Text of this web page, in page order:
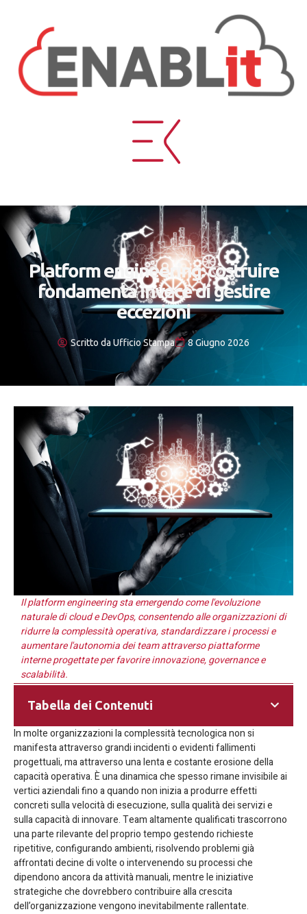
Platform engineering: costruire
fondamenta invece di gestire
eccezioni
Scritto da Ufficio Stampa 8 Giugno 2026
Il platform engineering sta emergendo come l'evoluzione
naturale di cloud e DevOps, consentendo alle organizzazioni di
ridurre la complessità operativa, standardizzare i processi e
aumentare l'autonomia dei team attraverso piattaforme
interne progettate per favorire innovazione, governance e
scalabilità.
Tabella dei Contenuti
In molte organizzazioni la complessità tecnologica non si
manifesta attraverso grandi incidenti o evidenti fallimenti
progettuali, ma attraverso una lenta e costante erosione della
capacità operativa. È una dinamica che spesso rimane invisibile ai
vertici aziendali fino a quando non inizia a produrre effetti
concreti sulla velocità di esecuzione, sulla qualità dei servizi e
sulla capacità di innovare. Team altamente qualificati trascorrono
una parte rilevante del proprio tempo gestendo richieste
ripetitive, configurando ambienti, risolvendo problemi già
affrontati decine di volte o intervenendo su processi che
dipendono ancora da attività manuali, mentre le iniziative
strategiche che dovrebbero contribuire alla crescita
dell’organizzazione vengono inevitabilmente rallentate.